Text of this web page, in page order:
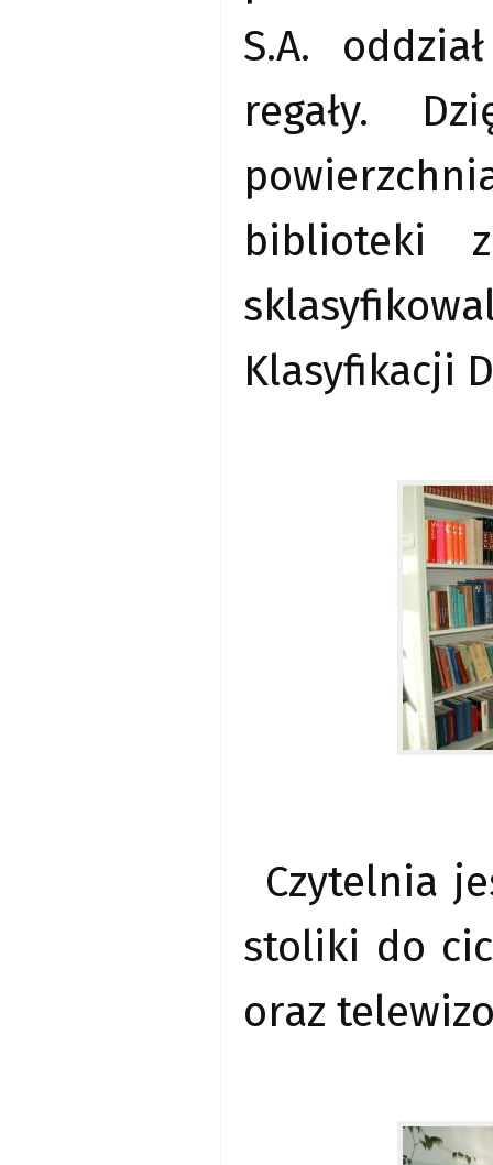
S.A.
regały.
biblioteki
Klasyfikacji
Czytelnia
stoliki do
oraz